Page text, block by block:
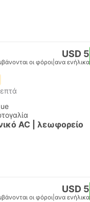
USD 5
οι φόροι ανα ενήλικα
AC | λεωφορείο
USD 5
οι φόροι ανα ενήλικα